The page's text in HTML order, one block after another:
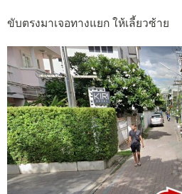
ขับตรงมาเจอทางแยก ให้เลี้ยวซ้าย